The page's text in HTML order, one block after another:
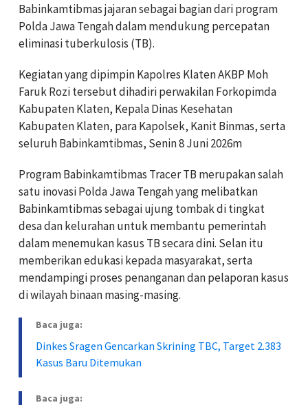
Babinkamtibmas jajaran sebagai bagian dari program
Polda Jawa Tengah dalam mendukung percepatan
eliminasi tuberkulosis (TB).
Kegiatan yang dipimpin Kapolres Klaten AKBP Moh
Faruk Rozi tersebut dihadiri perwakilan Forkopimda
Kabupaten Klaten, Kepala Dinas Kesehatan
Kabupaten Klaten, para Kapolsek, Kanit Binmas, serta
seluruh Babinkamtibmas, Senin 8 Juni 2026m
Program Babinkamtibmas Tracer TB merupakan salah
satu inovasi Polda Jawa Tengah yang melibatkan
Babinkamtibmas sebagai ujung tombak di tingkat
desa dan kelurahan untuk membantu pemerintah
dalam menemukan kasus TB secara dini. Selan itu
memberikan edukasi kepada masyarakat, serta
mendampingi proses penanganan dan pelaporan kasus
di wilayah binaan masing-masing.
Baca juga:
Dinkes Sragen Gencarkan Skrining TBC, Target 2.383
Kasus Baru Ditemukan
Baca juga: